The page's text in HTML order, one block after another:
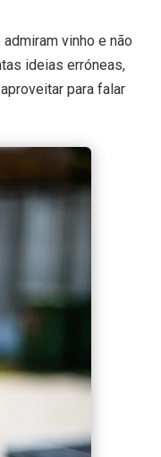
vinho e não
ideias erróneas,
para falar